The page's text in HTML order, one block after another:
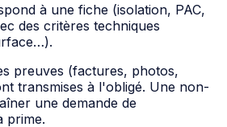
à une fiche (isolation, PAC,
des critères techniques
preuves (factures, photos,
transmises à l'obligé. Une non-
une demande de
prime.